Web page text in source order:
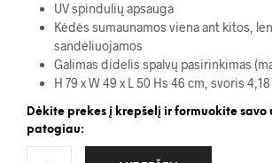
UV spindulių apsauga
Kėdės sumaunamos viena ant kitos,
sandėliuojamos
Galimas didelis spalvų pasirinkimas
H 79 x W 49 x L 50 Hs 46 cm, svoris
Dėkite prekes į krepšelį ir formuokite savo
patogiau: